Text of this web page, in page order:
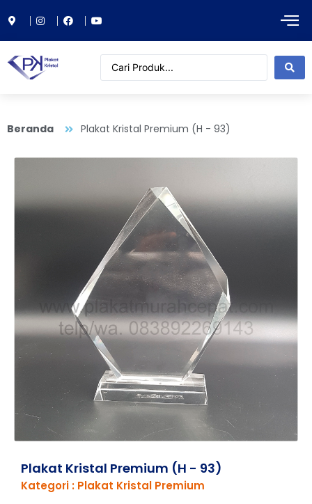
Beranda Plakat Kristal Premium (H - 93)
Plakat Kristal Premium (H - 93)
Kategori : Plakat Kristal Premium